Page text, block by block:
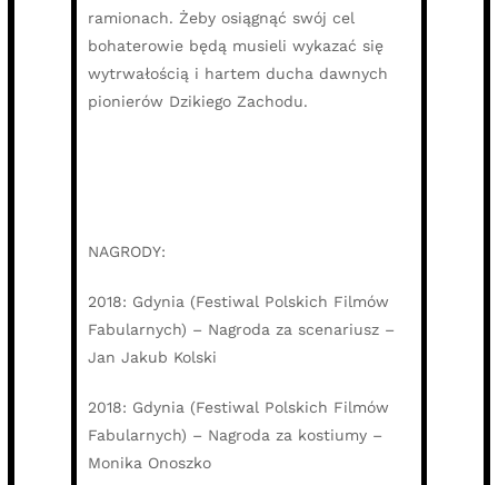
ramionach. Żeby osiągnąć swój cel
bohaterowie będą musieli wykazać się
wytrwałością i hartem ducha dawnych
pionierów Dzikiego Zachodu.
NAGRODY:
2018: Gdynia (Festiwal Polskich Filmów
Fabularnych) – Nagroda za scenariusz –
Jan Jakub Kolski
2018: Gdynia (Festiwal Polskich Filmów
Fabularnych) – Nagroda za kostiumy –
Monika Onoszko